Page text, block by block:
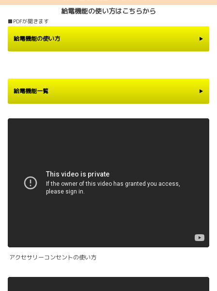
給電機能の使い方はこちらから
■PDFが開きます
給電機能の使い方
給電機能一覧
?rel=0&" frameborder="0" allow="autoplay; encrypted-
media" allowfullscreen>
アクセサリーコンセントの使い方